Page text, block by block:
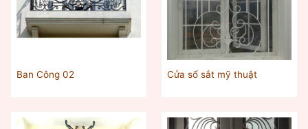
Ban Công 02 Cửa sổ sắt mỹ thuật